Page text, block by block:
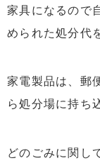
家具になるので
められた処分代
家電製品は、郵
ら処分場に持ち
どのごみに関し